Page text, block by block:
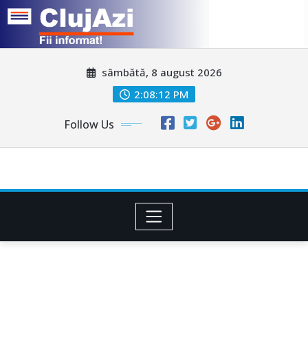
sâmbătă, 8 august 2026
2:08:15 PM
Follow Us